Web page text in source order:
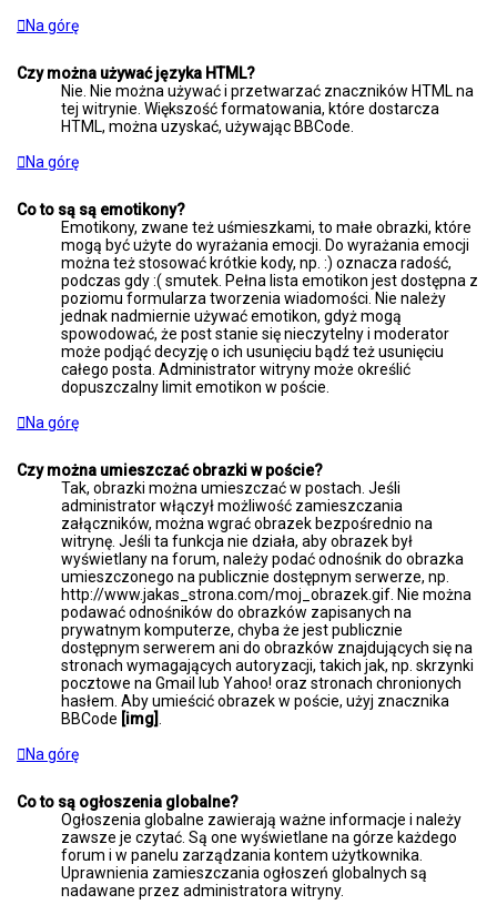
Na górę
Czy można używać języka HTML?
Nie. Nie można używać i przetwarzać znaczników HTML na
tej witrynie. Większość formatowania, które dostarcza
HTML, można uzyskać, używając BBCode.
Na górę
Co to są są emotikony?
Emotikony, zwane też uśmieszkami, to małe obrazki, które
mogą być użyte do wyrażania emocji. Do wyrażania emocji
można też stosować krótkie kody, np. :) oznacza radość,
podczas gdy :( smutek. Pełna lista emotikon jest dostępna z
poziomu formularza tworzenia wiadomości. Nie należy
jednak nadmiernie używać emotikon, gdyż mogą
spowodować, że post stanie się nieczytelny i moderator
może podjąć decyzję o ich usunięciu bądź też usunięciu
całego posta. Administrator witryny może określić
dopuszczalny limit emotikon w poście.
Na górę
Czy można umieszczać obrazki w poście?
Tak, obrazki można umieszczać w postach. Jeśli
administrator włączył możliwość zamieszczania
załączników, można wgrać obrazek bezpośrednio na
witrynę. Jeśli ta funkcja nie działa, aby obrazek był
wyświetlany na forum, należy podać odnośnik do obrazka
umieszczonego na publicznie dostępnym serwerze, np.
http://www.jakas_strona.com/moj_obrazek.gif. Nie można
podawać odnośników do obrazków zapisanych na
prywatnym komputerze, chyba że jest publicznie
dostępnym serwerem ani do obrazków znajdujących się na
stronach wymagających autoryzacji, takich jak, np. skrzynki
pocztowe na Gmail lub Yahoo! oraz stronach chronionych
hasłem. Aby umieścić obrazek w poście, użyj znacznika
BBCode [img]
Na górę
Co to są ogłoszenia globalne?
Ogłoszenia globalne zawierają ważne informacje i należy
zawsze je czytać. Są one wyświetlane na górze każdego
forum i w panelu zarządzania kontem użytkownika.
Uprawnienia zamieszczania ogłoszeń globalnych są
nadawane przez administratora witryny.